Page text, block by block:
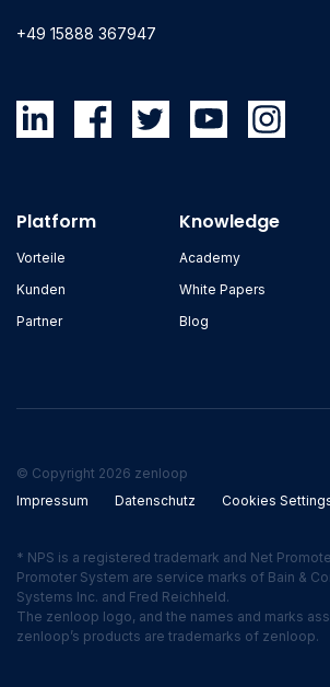
+49 15888 367947
Platform
Vorteile
Kunden
Partner
Knowledge
Academy
White Papers
Blog
© Copyright 2026 zenloop
Impressum
Datenschutz Cookies
* NPS is a registered trademark and Net
Promoter System are service marks of Bain &
Systems Inc. and Fred Reichheld.
The zenloop logo, and the names and marks
zenloop’s products are trademarks of zenloop.